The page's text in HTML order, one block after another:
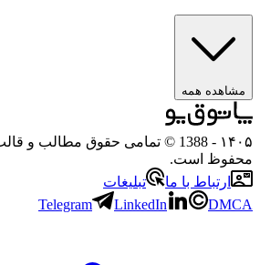
مشاهده همه
۱۴۰۵
- 1388 © تمامی حقوق مطالب و
محفوظ است.
ارتباط با ما
تبلیغات
Telegram
LinkedIn DMCA